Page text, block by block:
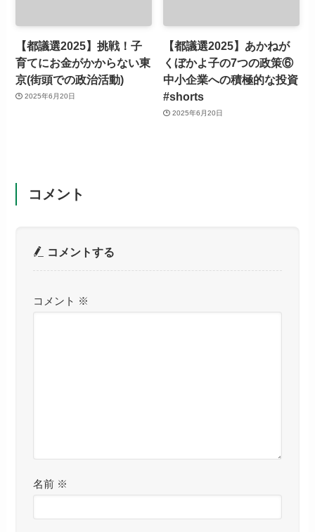
【都議選2025】挑戦！子
育てにお金がかからない東
京(街頭での政治活動)
2025年6月20日
【都議選2025】あかねが
くぼかよ子の7つの政策⑥
中小企業への積極的な投資
#shorts
2025年6月20日
コメント
コメントする
コメント ※
名前 ※